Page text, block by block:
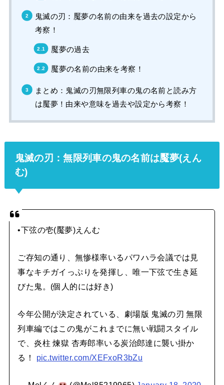
鬼滅の刃：魘夢の名前の由来を過去の設定から
考察！
魘夢の過去
魘夢の名前の由来を考察！
まとめ：鬼滅の刃無限列車の鬼の名前と読み方
は魘夢！由来や意味を過去や設定から考察！
鬼滅の刃：無限列車の鬼の名前は魘夢(えん
む)
•下弦の壱(魘夢)えんむ
ご存知の通り、無惨様率いるパワハラ会議では見
事なキチガイっぷりを発揮し、唯一下弦で生き延
びた鬼。(個人的には好き)
今年公開が決定されている、劇場版 鬼滅の刃 無限
列車編ではこの鬼がこれまでに無い戦闘スタイル
で、炎柱 煉獄 杏寿郎率いる炭治郎達に襲い掛か
る！ pic.twitter.com/XEFxoR3bZu